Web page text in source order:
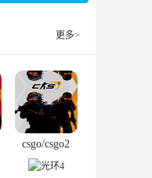
更多>
csgo/csgo2